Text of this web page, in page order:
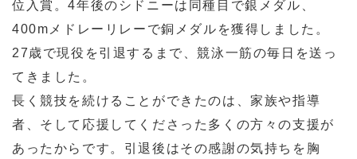
位入賞。4年後のシドニーは同種目で銀メダル、
400mメドレーリレーで銅メダルを獲得しました。
27歳で現役を引退するまで、競泳一筋の毎日を送っ
てきました。
長く競技を続けることができたのは、家族や指導
者、そして応援してくださった多くの方々の支援が
あったからです。引退後はその感謝の気持ちを胸